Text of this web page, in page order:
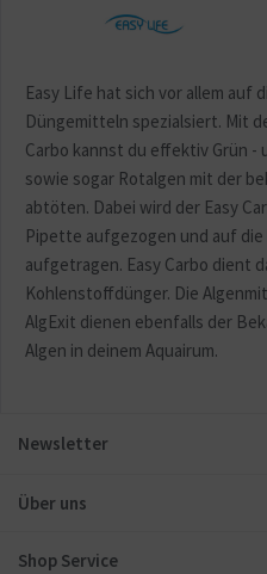
Easy Life hat sich vor allem auf
Düngemitteln spezialsiert. Mit
Carbo kannst du effektiv Grün -
sowie sogar Rotalgen mit der
abtöten. Dabei wird der Easy
Pipette aufgezogen und auf
aufgetragen. Easy Carbo dient
Kohlenstoffdünger. Die
AlgExit dienen ebenfalls der
Algen in deinem Aquairum.
Newsletter
Über uns
Shop Service